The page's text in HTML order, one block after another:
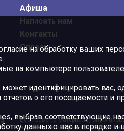
Афиша
Написать нам
Контакты
Опросы
Все права на материалы,
или авторам и охраняются в
на обработку ваших
на компьютере
идентифицировать вас,
о его посещаемости и
выбрав соответствующие
данных о вас в порядке